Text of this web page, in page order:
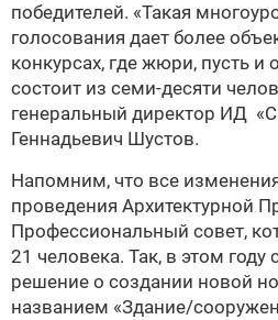
победителей. «Такая
голосования дает более
конкурсах, где жюри, пусть и
состоит из семи-десяти
генеральный директор ИД
Геннадьевич Шустов.
Напомним, что все
проведения Архитектурной
Профессиональный совет,
21 человека. Так, в этом
решение о создании новой
названием «Здание/